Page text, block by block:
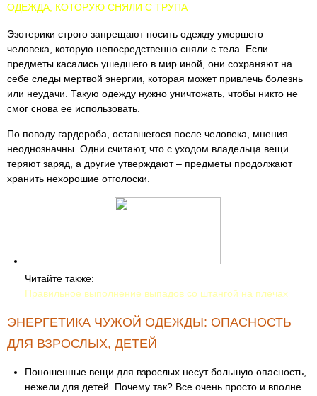
ОДЕЖДА, КОТОРУЮ СНЯЛИ С ТРУПА
Эзотерики строго запрещают носить одежду умершего
человека, которую непосредственно сняли с тела. Если
предметы касались ушедшего в мир иной, они сохраняют на
себе следы мертвой энергии, которая может привлечь болезнь
или неудачи. Такую одежду нужно уничтожать, чтобы никто не
смог снова ее использовать.
По поводу гардероба, оставшегося после человека, мнения
неоднозначны. Одни считают, что с уходом владельца вещи
теряют заряд, а другие утверждают – предметы продолжают
хранить нехорошие отголоски.
Читайте также:
Правильное выполнение выпадов со штангой на плечах
ЭНЕРГЕТИКА ЧУЖОЙ ОДЕЖДЫ: ОПАСНОСТЬ
ДЛЯ ВЗРОСЛЫХ, ДЕТЕЙ
Поношенные вещи для взрослых несут большую опасность,
нежели для детей. Почему так? Все очень просто и вполне